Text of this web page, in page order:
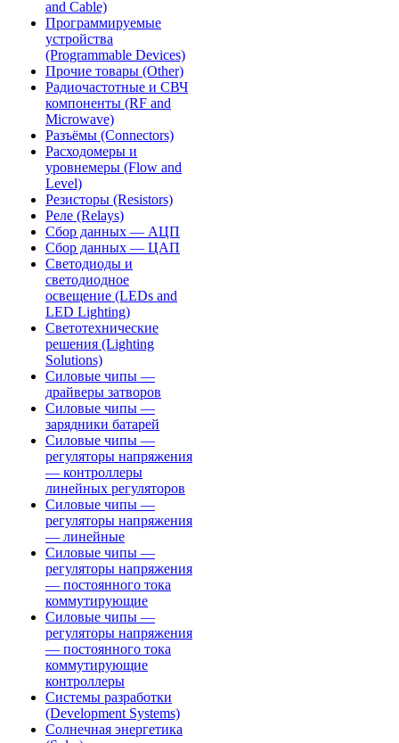
and Cable)
Программируемые
устройства
(Programmable Devices)
Прочие товары (Other)
Радиочастотные и СВЧ
компоненты (RF and
Microwave)
Разъёмы (Connectors)
Расходомеры и
уровнемеры (Flow and
Level)
Резисторы (Resistors)
Реле (Relays)
Сбор данных — АЦП
Сбор данных — ЦАП
Светодиоды и
светодиодное
освещение (LEDs and
LED Lighting)
Светотехнические
решения (Lighting
Solutions)
Силовые чипы —
драйверы затворов
Силовые чипы —
зарядники батарей
Силовые чипы —
регуляторы напряжения
— контроллеры
линейных регуляторов
Силовые чипы —
регуляторы напряжения
— линейные
Силовые чипы —
регуляторы напряжения
— постоянного тока
коммутирующие
Силовые чипы —
регуляторы напряжения
— постоянного тока
коммутирующие
контроллеры
Системы разработки
(Development Systems)
Солнечная энергетика